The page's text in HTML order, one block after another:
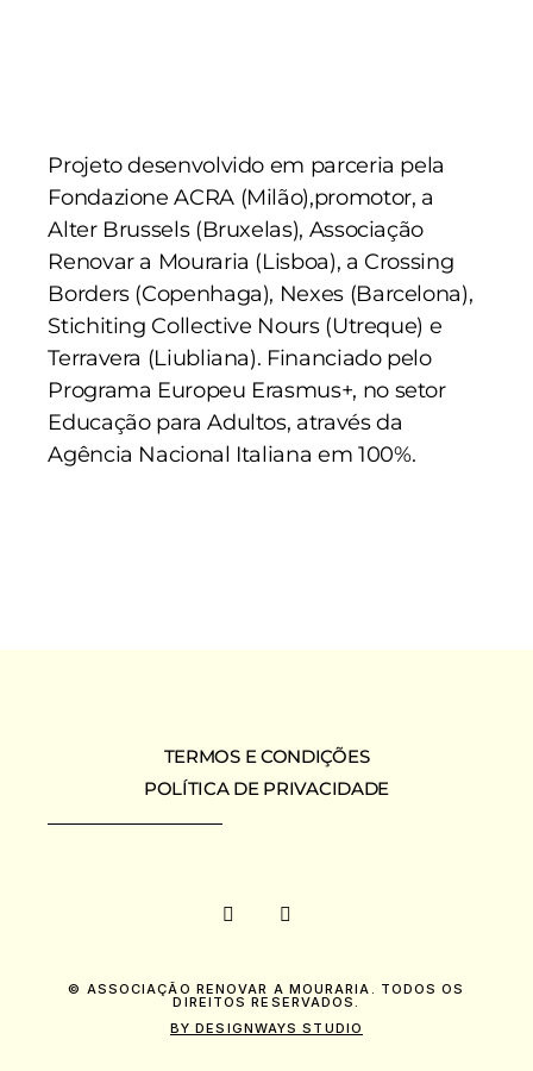
Projeto desenvolvido em parceria pela
Fondazione ACRA (Milão),promotor, a
Alter Brussels (Bruxelas), Associação
Renovar a Mouraria (Lisboa), a Crossing
Borders (Copenhaga), Nexes (Barcelona),
Stichiting Collective Nours (Utreque) e
Terravera (Liubliana). Financiado pelo
Programa Europeu Erasmus+, no setor
Educação para Adultos, através da
Agência Nacional Italiana em 100%.
TERMOS E CONDIÇÕES
POLÍTICA DE PRIVACIDADE
© ASSOCIAÇÃO RENOVAR A MOURARIA. TODOS OS
DIREITOS RESERVADOS.
BY DESIGNWAYS STUDIO